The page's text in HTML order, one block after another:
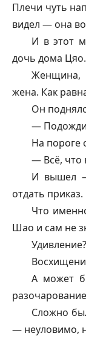
Плечи чуть
видел — она
И в этот
дочь дома
Женщина,
жена. Как
Он
— Подожди
На пороге
— Всё, что
И вышел
отдать приказ.
Что
Шао и сам не
Удивление?
А может
Сложно
— неуловимо,